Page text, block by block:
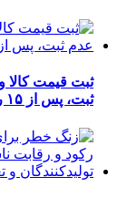
ثبت، پس از ۱۵ روز تخلف محسوب می‌شود